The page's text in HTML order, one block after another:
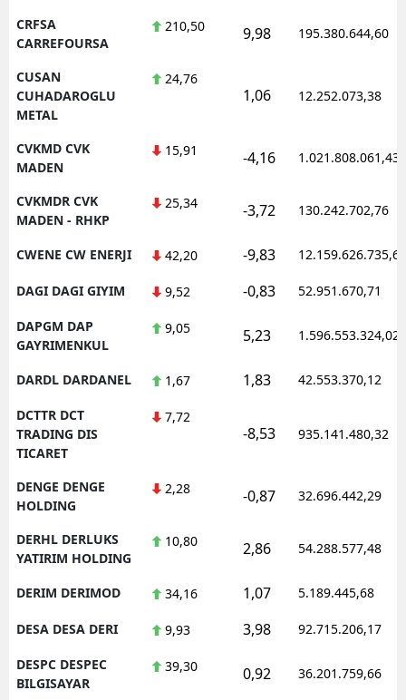
CRFSA
CARREFOURSA
210,50 9,98 195.380.644,60
CUSAN
CUHADAROGLU
METAL
24,76
1,06 12.252.073,38
CVKMD CVK
MADEN
15,91 -4,16 1.021.808.061,43
CVKMDR CVK
MADEN - RHKP
25,34 -3,72 130.242.702,76
CWENE CW ENERJI 42,20 -9,83 12.159.626.735,62
DAGI DAGI GIYIM 9,52 -0,83 52.951.670,71
DAPGM DAP
GAYRIMENKUL
9,05 5,23 1.596.553.324,02
DARDL DARDANEL 1,67 1,83 42.553.370,12
DCTTR DCT
TRADING DIS
TICARET
7,72
-8,53 935.141.480,32
DENGE DENGE
HOLDING
2,28 -0,87 32.696.442,29
DERHL DERLUKS
YATIRIM HOLDING
10,80 2,86 54.288.577,48
DERIM DERIMOD 34,16 1,07 5.189.445,68
DESA DESA DERI 9,93 3,98 92.715.206,17
DESPC DESPEC
BILGISAYAR
39,30 0,92 36.201.759,66